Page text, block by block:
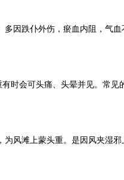
因跌仆外伤，瘀血内阻，气血
时会可头痛、头晕并见。常见
风滩上蒙头重。是因风夹湿邪